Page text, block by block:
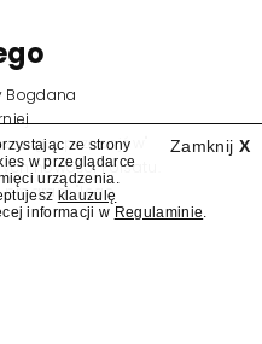
Bogdana
gra przebojów"
nowości Polsatu.
"Lego
Zamknij X
ze strony
w przeglądarce
urządzenia.
klauzulę
informacji w Regulaminie.